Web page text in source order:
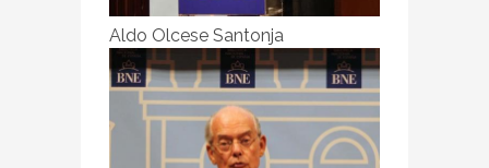
Aldo Olcese Santonja